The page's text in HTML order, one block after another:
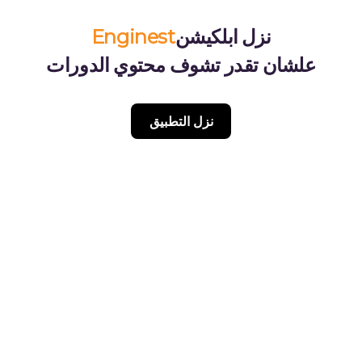
نزل ابلكيشنEnginest
علشان تقدر تشوف محتوي الدورات
نزل التطبيق